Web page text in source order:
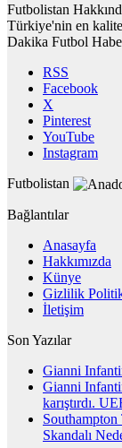
Futbolistan
Türkiye'nin en
Dakika Futbol
RSS
Facebook
X
Pinterest
YouTube
Instagram
Futbolistan
Bağlantılar
Anasayfa
Hakkımızda
Künye
Gizlilik
İletişim
Son Yazılar
Gianni
Gianni
karıştırdı.
Skandalı